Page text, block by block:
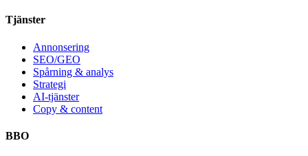
Tjänster
Annonsering
SEO/GEO
Spårning & analys
Strategi
AI-tjänster
Copy & content
BBO